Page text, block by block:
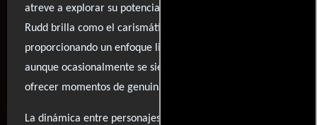
atreve a explorar su potencial cómico al máximo. Paul
Rudd brilla como el carismático Scott Lang,
proporcionando un enfoque ligero y divertido que,
aunque ocasionalmente se siente predecible, logra
ofrecer momentos de genuina diversión.
La dinámica entre personajes y los ingeniosos efectos